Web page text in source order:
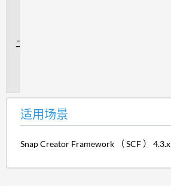
适用场景
Snap Creator Framework （ SCF ） 4.3.x